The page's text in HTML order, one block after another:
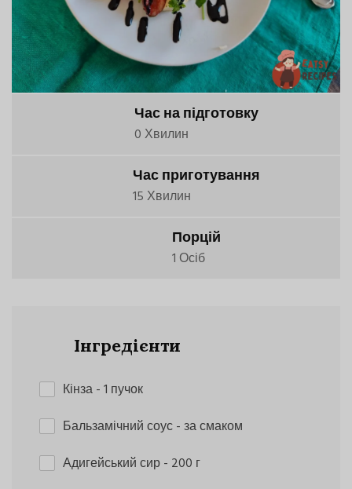
Час на підготовку
0 Хвилин
Час приготування
15 Хвилин
Порцій
1 Осіб
Інгредієнти
Кінза- 1 пучок
Бальзамічний соус- за смаком
Адигейський сир- 200 г